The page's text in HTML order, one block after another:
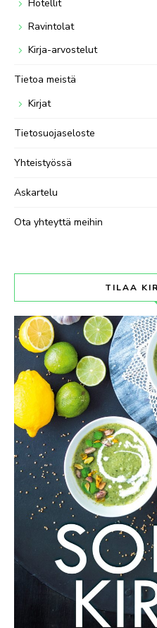
Hotellit
Ravintolat
Kirja-arvostelut
Tietoa meistä
Kirjat
Tietosuojaseloste
Yhteistyössä
Askartelu
Ota yhteyttä meihin
TILAA